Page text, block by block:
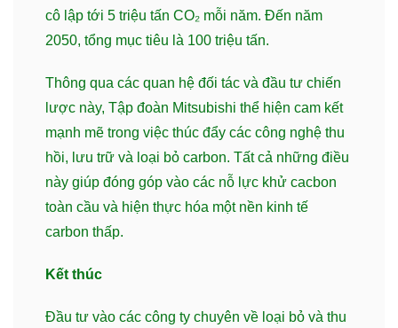
cô lập tới 5 triệu tấn CO₂ mỗi năm. Đến năm
2050, tổng mục tiêu là 100 triệu tấn.
Thông qua các quan hệ đối tác và đầu tư chiến
lược này, Tập đoàn Mitsubishi thể hiện cam kết
mạnh mẽ trong việc thúc đẩy các công nghệ thu
hồi, lưu trữ và loại bỏ carbon. Tất cả những điều
này giúp đóng góp vào các nỗ lực khử cacbon
toàn cầu và hiện thực hóa một nền kinh tế
carbon thấp.
Kết thúc
Đầu tư vào các công ty chuyên về loại bỏ và thu